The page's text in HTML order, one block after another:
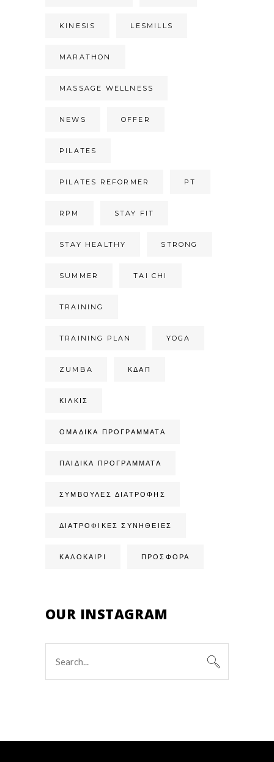
KINESIS LESMILLS
MARATHON
MASSAGE WELLNESS
NEWS OFFER
PILATES
PILATES REFORMER PT
RPM STAY FIT
STAY HEALTHY STRONG
SUMMER TAI CHI
TRAINING
TRAINING PLAN YOGA
ZUMBA ΚΔΑΠ
ΚΙΛΚΊΣ
ΟΜΑΔΙΚΆ ΠΡΟΓΡΆΜΜΑΤΑ
ΠΑΙΔΙΚΆ ΠΡΟΓΡΆΜΜΑΤΑ
ΣΥΜΒΟΥΛΈΣ ΔΙΑΤΡΟΦΉΣ
ΔΙΑΤΡΟΦΙΚΈΣ ΣΥΝΉΘΕΙΕΣ
ΚΑΛΟΚΑΙΡΙ ΠΡΟΣΦΟΡΑ
OUR INSTAGRAM
for: